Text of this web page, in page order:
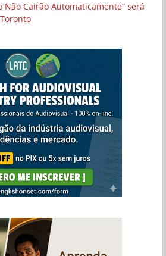
Não Cairão Automaticamente” será